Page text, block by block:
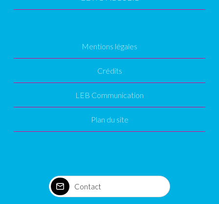
Mentions légales
Crédits
LEB Communication
Plan du site
Contact